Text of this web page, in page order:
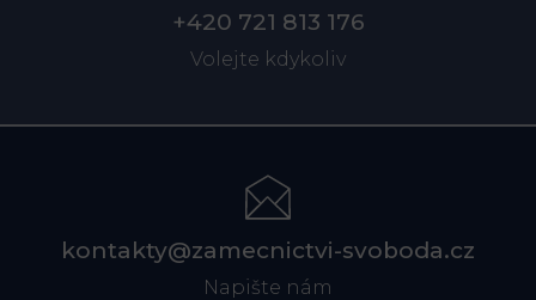
+420 721 813 176
Volejte kdykoliv
kontakty@zamecnictvi-svoboda.cz
Napište nám